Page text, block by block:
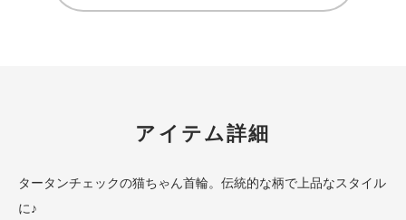
アイテム詳細
タータンチェックの猫ちゃん首輪。伝統的な柄で上品なスタイル
に♪